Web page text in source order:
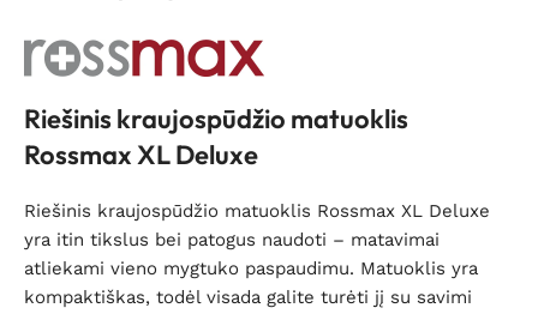
Riešinis kraujospūdžio matuoklis
Rossmax XL Deluxe
Riešinis kraujospūdžio matuoklis Rossmax XL Deluxe
yra itin tikslus bei patogus naudoti – matavimai
atliekami vieno mygtuko paspaudimu. Matuoklis yra
kompaktiškas, todėl visada galite turėti jį su savimi